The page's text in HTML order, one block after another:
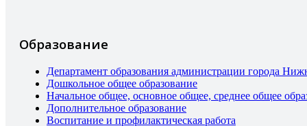
Образование
Департамент образования администрации города
Дошкольное общее образование
Начальное общее, основное общее, среднее общее
Дополнительное образование
Воспитание и профилактическая работа